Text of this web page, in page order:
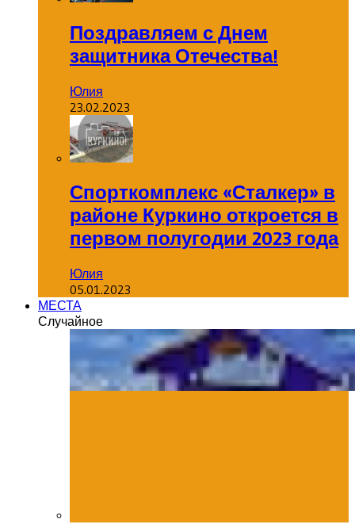
Поздравляем с Днем
защитника Отечества!
Юлия
23.02.2023
Спорткомплекс «Сталкер» в
районе Куркино откроется в
первом полугодии 2023 года
Юлия
05.01.2023
МЕСТА
Случайное